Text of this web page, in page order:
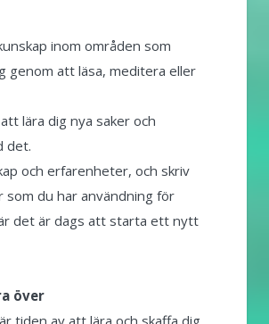
inom områden som
genom att läsa, meditera eller
lära dig nya saker och
det.
och erfarenheter, och skriv
som du har användning för
det är dags att starta ett nytt
över
tiden av att lära och skaffa dig